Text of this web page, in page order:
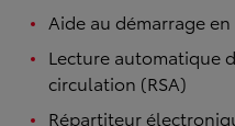
Aide au démarrage
Lecture automatique
circulation (RSA)
Répartiteur